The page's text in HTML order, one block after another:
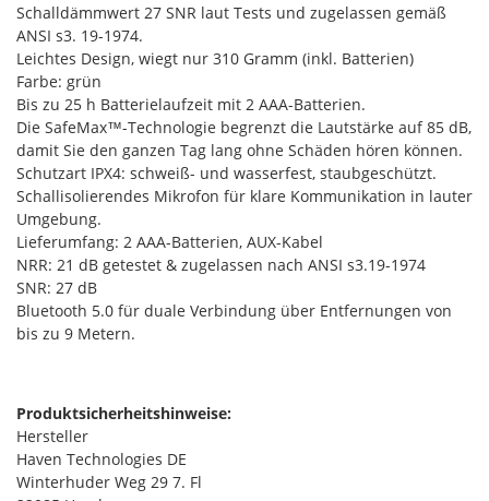
Schalldämmwert 27 SNR laut Tests und zugelassen gemäß
ANSI s3. 19-1974.
Leichtes Design, wiegt nur 310 Gramm (inkl. Batterien)
Farbe: grün
Bis zu 25 h Batterielaufzeit mit 2 AAA-Batterien.
Die SafeMax™-Technologie begrenzt die Lautstärke auf 85 dB,
damit Sie den ganzen Tag lang ohne Schäden hören können.
Schutzart IPX4: schweiß- und wasserfest, staubgeschützt.
Schallisolierendes Mikrofon für klare Kommunikation in lauter
Umgebung.
Lieferumfang: 2 AAA-Batterien, AUX-Kabel
NRR: 21 dB getestet & zugelassen nach ANSI s3.19-1974
SNR: 27 dB
Bluetooth 5.0 für duale Verbindung über Entfernungen von
bis zu 9 Metern.
Produktsicherheitshinweise:
Hersteller
Haven Technologies DE
Winterhuder Weg 29 7. Fl